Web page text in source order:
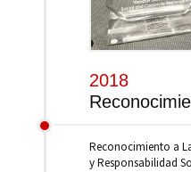
2018
Reconocimiento a
y Responsabilidad